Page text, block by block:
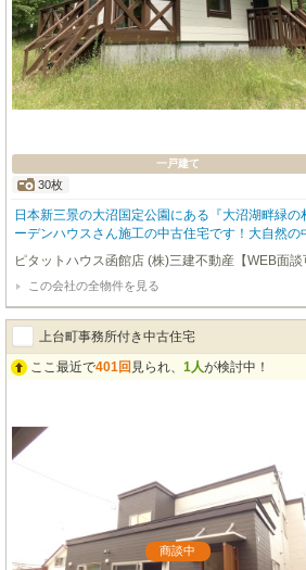
一戸建て
30枚
日本新三景の大沼国定公園にある『大沼湖畔緑
ーデンハウスさん施工の中古住宅です！大自然
心もリフレッシュできるこの場所でかけがえのな
はいかがでしょうか？木の温もりと天窓もあって
広さは広々814坪ありますので別荘としてヨシ、
物はまだ少しありますが、ご希望の方には家具
す！（新築時にスウェーデンハウスさんからプレ
す）管理もしっかりした分譲地ですので、管理事
しゃるので安心ですね！更に生活を豊かに彩るオ
緒に素敵なお時間を過ごせると思います！水道も
を行っていただけてますので安心ですし、インタ
っております！気になる方には詳しい資料お渡し
も是非お待ちしております！★ピタットハウス函
ピタットハウス函館店 (株)三建不動産【WEB面談
この会社の全物件を見る
上台町事務所付き中古住宅
ここ最近で401回 見られ、 1人が検討中！
商談中